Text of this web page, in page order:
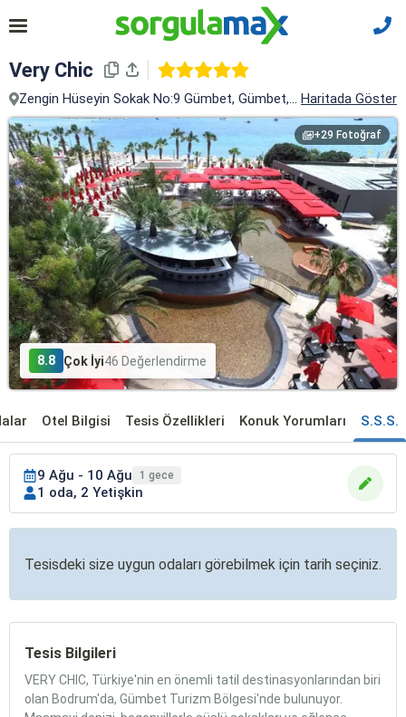
Very Chic
Zengin Hüseyin Sokak No:9 Gümbet, Gümbet, Bodrum, Muğla
Haritada Göster
8.8 Çok İyi46 Değerlendirme
+29 Fotoğraf
Otel Bilgisi Tesis Özellikleri Konuk Yorumları S.S.S.
9 Ağu - 10 Ağu 1 gece
1 oda, 2 Yetişkin
Tesisdeki size uygun odaları görebilmek için tarih seçiniz.
Tesis Bilgileri
VERY CHIC, Türkiye'nin en önemli tatil destinasyonlarından biri
olan Bodrum'da, Gümbet Turizm Bölgesi'nde bulunuyor.